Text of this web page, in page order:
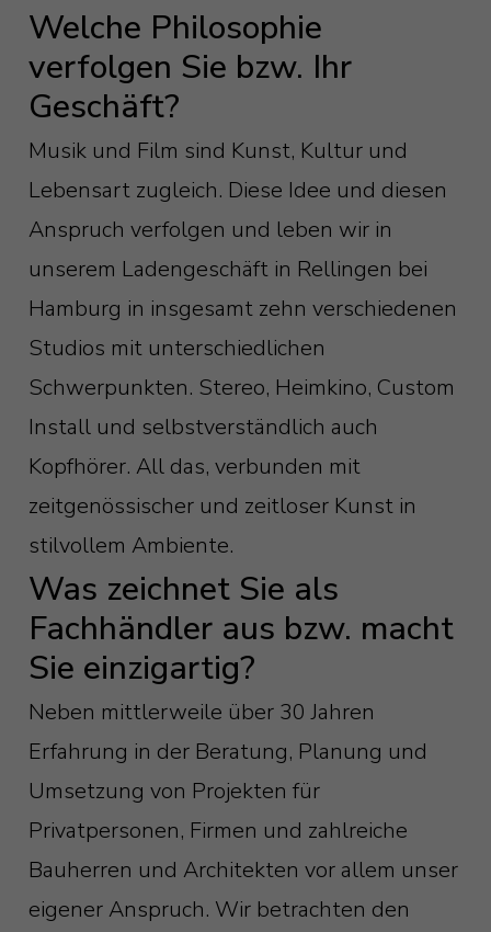
Welche Philosophie
verfolgen Sie bzw. Ihr
Geschäft?
Musik und Film sind Kunst, Kultur und
Lebensart zugleich. Diese Idee und diesen
Anspruch verfolgen und leben wir in
unserem Ladengeschäft in Rellingen bei
Hamburg in insgesamt zehn verschiedenen
Studios mit unterschiedlichen
Schwerpunkten. Stereo, Heimkino, Custom
Install und selbstverständlich auch
Kopfhörer. All das, verbunden mit
zeitgenössischer und zeitloser Kunst in
stilvollem Ambiente.
Was zeichnet Sie als
Fachhändler aus bzw. macht
Sie einzigartig?
Neben mittlerweile über 30 Jahren
Erfahrung in der Beratung, Planung und
Umsetzung von Projekten für
Privatpersonen, Firmen und zahlreiche
Bauherren und Architekten vor allem unser
eigener Anspruch. Wir betrachten den